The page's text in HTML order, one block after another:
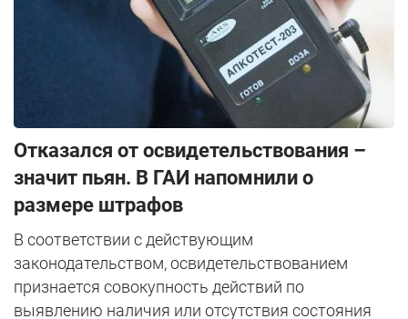
Отказался от освидетельствования –
значит пьян. В ГАИ напомнили о
размере штрафов
В соответствии с действующим
законодательством, освидетельствованием
признается совокупность действий по
выявлению наличия или отсутствия состояния